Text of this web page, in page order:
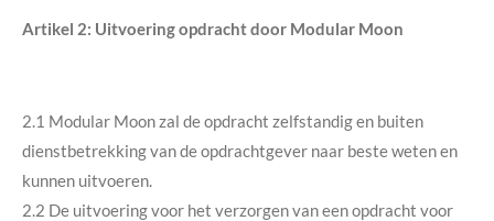
Artikel 2: Uitvoering opdracht door Modular Moon
2.1 Modular Moon zal de opdracht zelfstandig en buiten
dienstbetrekking van de opdrachtgever naar beste weten en
kunnen uitvoeren.
2.2 De uitvoering voor het verzorgen van een opdracht voor